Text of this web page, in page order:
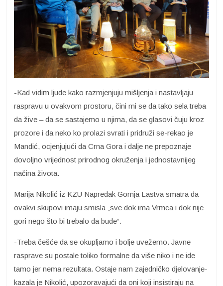
-Kad vidim ljude kako razmjenjuju mišljenja i nastavljaju
raspravu u ovakvom prostoru, čini mi se da tako sela treba
da žive – da se sastajemo u njima, da se glasovi čuju kroz
prozore i da neko ko prolazi svrati i pridruži se-rekao je
Mandić, ocjenjujući da Crna Gora i dalje ne prepoznaje
dovoljno vrijednost prirodnog okruženja i jednostavnijeg
načina života.
Marija Nikolić iz KZU Napredak Gornja Lastva smatra da
ovakvi skupovi imaju smisla „sve dok ima Vrmca i dok nije
gori nego što bi trebalo da bude“.
-Treba češće da se okupljamo i bolje uvežemo. Javne
rasprave su postale toliko formalne da više niko i ne ide
tamo jer nema rezultata. Ostaje nam zajedničko djelovanje-
kazala je Nikolić, upozoravajući da oni koji insistiraju na